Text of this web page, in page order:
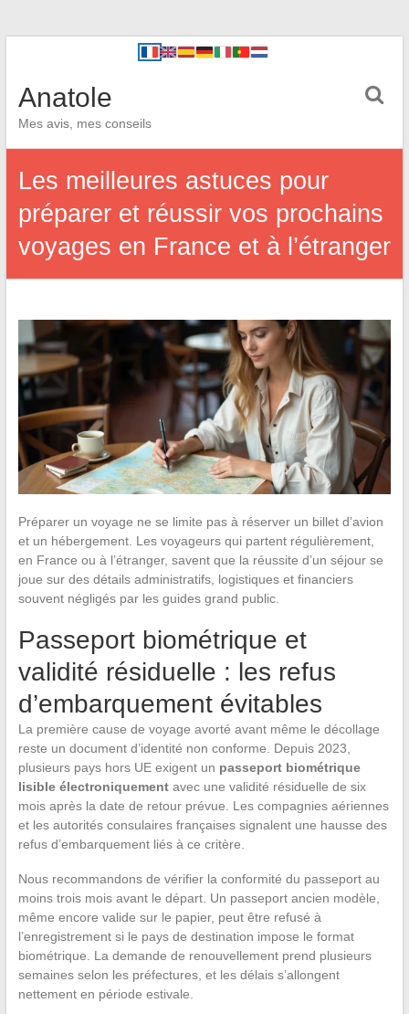
Anatole
Mes avis, mes conseils
Les meilleures astuces pour
préparer et réussir vos prochains
voyages en France et à l’étranger
Préparer un voyage ne se limite pas à réserver un billet d’avion
et un hébergement. Les voyageurs qui partent régulièrement,
en France ou à l’étranger, savent que la réussite d’un séjour se
joue sur des détails administratifs, logistiques et financiers
souvent négligés par les guides grand public.
Passeport biométrique et
validité résiduelle : les refus
d’embarquement évitables
La première cause de voyage avorté avant même le décollage
reste un document d’identité non conforme. Depuis 2023,
plusieurs pays hors UE exigent un passeport biométrique
lisible électroniquementavec une validité résiduelle de six
mois après la date de retour prévue. Les compagnies aériennes
et les autorités consulaires françaises signalent une hausse des
refus d’embarquement liés à ce critère.
Nous recommandons de vérifier la conformité du passeport au
moins trois mois avant le départ. Un passeport ancien modèle,
même encore valide sur le papier, peut être refusé à
l’enregistrement si le pays de destination impose le format
biométrique. La demande de renouvellement prend plusieurs
semaines selon les préfectures, et les délais s’allongent
nettement en période estivale.